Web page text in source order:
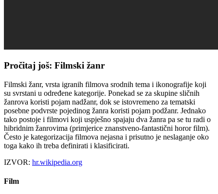
Pročitaj još: Filmski žanr
Filmski žanr, vrsta igranih filmova srodnih tema i ikonografije koji
su svrstani u određene kategorije. Ponekad se za skupine sličnih
žanrova koristi pojam nadžanr, dok se istovremeno za tematski
posebne podvrste pojedinog žanra koristi pojam podžanr. Jednako
tako postoje i filmovi koji uspješno spajaju dva žanra pa se tu radi o
hibridnim žanrovima (primjerice znanstveno-fantastični horor film).
Često je kategorizacija filmova nejasna i prisutno je neslaganje oko
toga kako ih treba definirati i klasificirati.
IZVOR: hr.wikipedia.org
Film